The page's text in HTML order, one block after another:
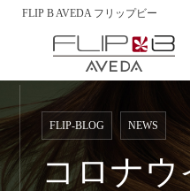
FLIP B AVEDA フリップビー
FLIP-BLOG NEWS
コロナウ